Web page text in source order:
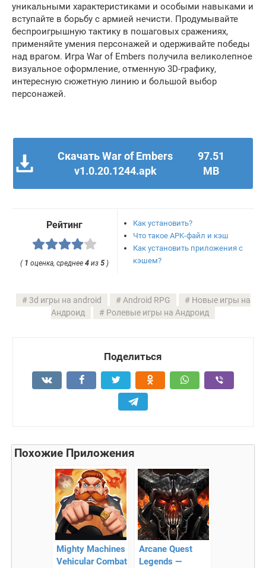
уникальными характеристиками и особыми навыками и
вступайте в борьбу с армией нечисти. Продумывайте
беспроигрышную тактику в пошаговых сражениях,
применяйте умения персонажей и одерживайте победы
над врагом. Игра War of Embers получила великолепное
визуальное оформление, отменную 3D-графику,
интересную сюжетную линию и большой выбор
персонажей.
Скачать War of Embers
v1.0.20.1244.apk
97.51
MB
Рейтинг
( 1 оценка, среднее4 из5 )
Как установить?
Что такое APK-файл и кэш
Как установить приложения с
кэшем?
3d игры на android Android RPG
Новые игры на
Андроид
Ролевые игры на Андроид
Поделиться
Похожие Приложения
Mighty Machines
Vehicular Combat
Arcane Quest
Legends —